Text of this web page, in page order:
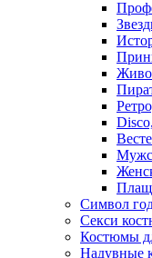
Символ
Секси
Костюмы
Надувные